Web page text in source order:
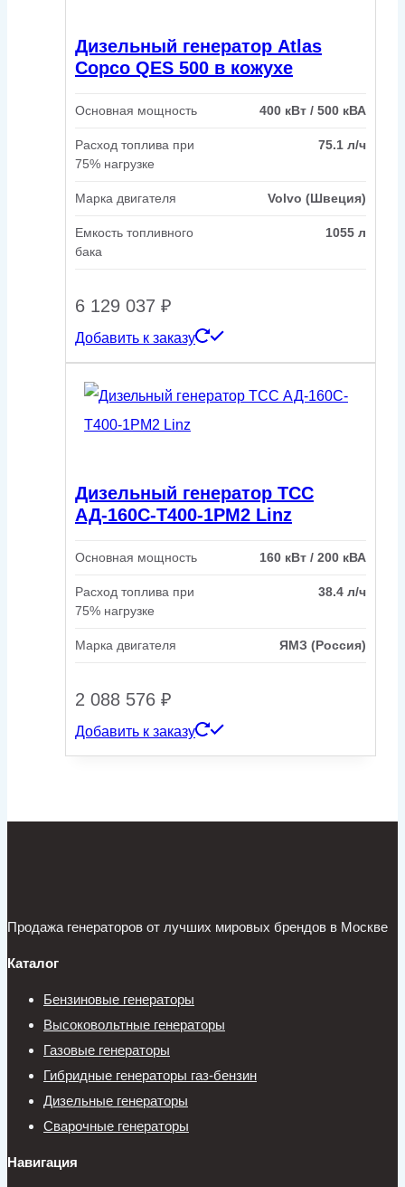
Дизельный генератор Atlas
Copco QES 500 в кожухе
Основная мощность 400 кВт / 500 кВА
Расход топлива при
75% нагрузке
75.1 л/ч
Марка двигателя Volvo (Швеция)
Емкость топливного
бака
1055 л
6 129 037 ₽
Добавить к заказу
Дизельный генератор ТСС
АД-160С-Т400-1РМ2 Linz
Основная мощность 160 кВт / 200 кВА
Расход топлива при
75% нагрузке
38.4 л/ч
Марка двигателя ЯМЗ (Россия)
2 088 576 ₽
Добавить к заказу
Продажа генераторов от лучших мировых брендов в Москве
Каталог
Бензиновые генераторы
Высоковольтные генераторы
Газовые генераторы
Гибридные генераторы газ-бензин
Дизельные генераторы
Сварочные генераторы
Навигация